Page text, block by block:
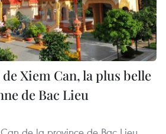
de Xiem Can, la plus belle
de Bac Lieu